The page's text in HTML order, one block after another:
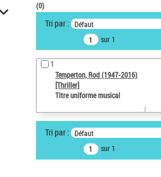
VOTRE RECHERCHE
Recherche avancée dans les
notices d’autorité
Œuvres liées à l'auteur :
Temperton, Rod (1947-2016)
Auteur d’œuvre
Type de notice d'autorité
(0)
Tri par : Défaut
sur 1
1
Temperton, Rod (1947-2016)
[Thriller]
Titre uniforme musical
Tri par : Défaut
sur 1